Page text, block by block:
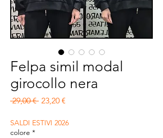
Felpa simil modal
girocollo nera
29,00 € Prezzo regolare
23,20 €
SALDI ESTIVI 2026
colore *